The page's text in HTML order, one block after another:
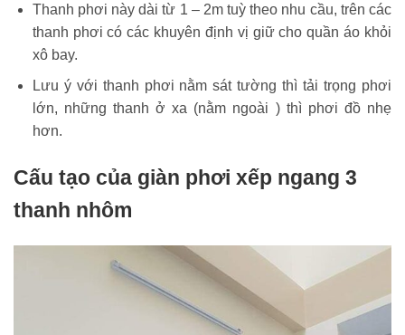
Thanh phơi này dài từ 1 – 2m tuỳ theo nhu cầu, trên các
thanh phơi có các khuyên định vị giữ cho quần áo khỏi
xô bay.
Lưu ý với thanh phơi nằm sát tường thì tải trọng phơi
lớn, những thanh ở xa (nằm ngoài ) thì phơi đồ nhẹ
hơn.
Cấu tạo của giàn phơi xếp ngang 3
thanh nhôm